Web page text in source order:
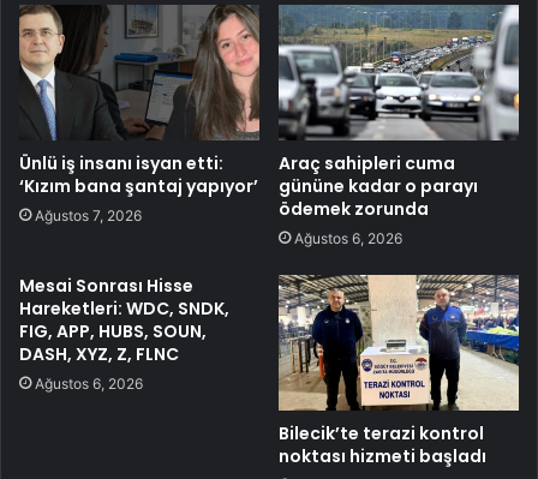
Ünlü iş insanı isyan etti:
‘Kızım bana şantaj yapıyor’
Ağustos 7, 2026
Araç sahipleri cuma
gününe kadar o parayı
ödemek zorunda
Ağustos 6, 2026
Mesai Sonrası Hisse
Hareketleri: WDC, SNDK,
FIG, APP, HUBS, SOUN,
DASH, XYZ, Z, FLNC
Ağustos 6, 2026
Bilecik’te terazi kontrol
noktası hizmeti başladı